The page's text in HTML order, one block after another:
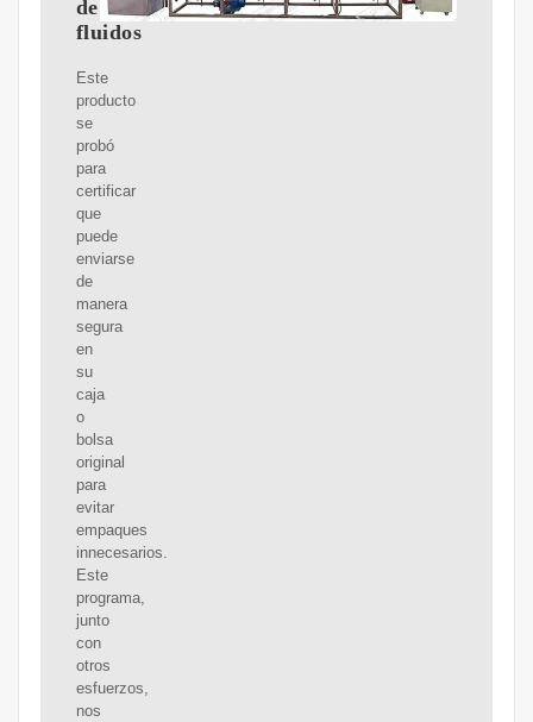
de
fluidos
Este
producto
se
probó
para
certificar
que
puede
enviarse
de
manera
segura
en
su
caja
o
bolsa
original
para
evitar
empaques
innecesarios.
Este
programa,
junto
con
otros
esfuerzos,
nos